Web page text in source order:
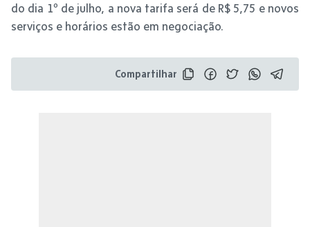
do dia 1º de julho, a nova tarifa será de R$ 5,75 e novos
serviços e horários estão em negociação.
Compartilhar